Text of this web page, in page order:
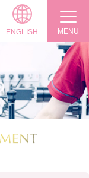
ENGLISH MENU